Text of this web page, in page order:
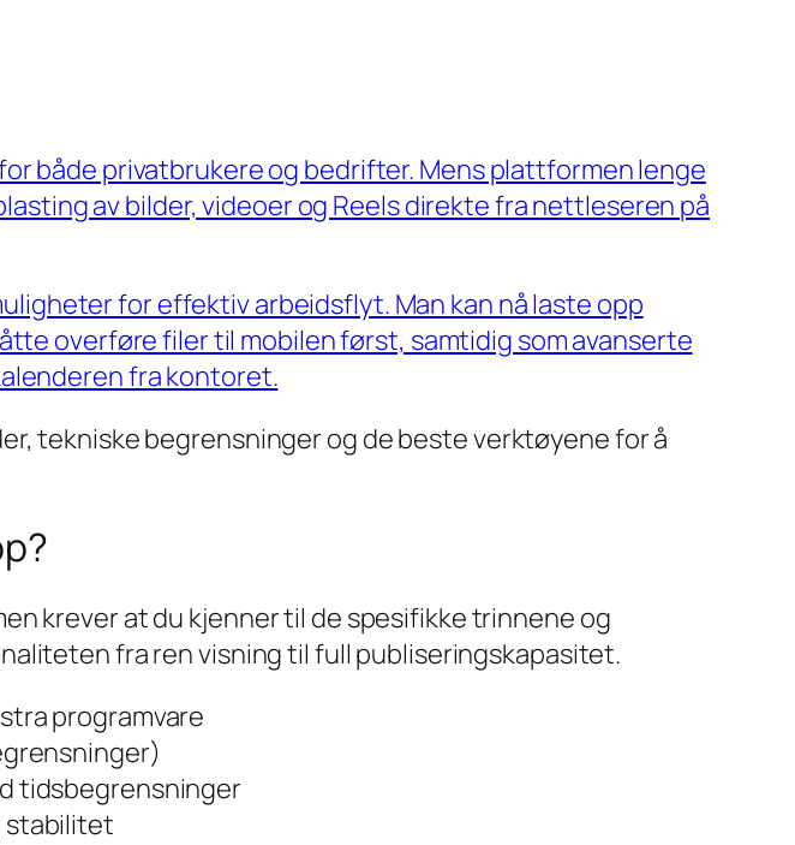
både privatbrukere og bedrifter. Mens plattformen lenge
av bilder, videoer og Reels direkte fra nettleseren på
for effektiv arbeidsflyt. Man kan nå laste opp
overføre filer til mobilen først, samtidig som avanserte
fra kontoret.
tekniske begrensninger og de beste verktøyene for å
krever at du kjenner til de spesifikke trinnene og
fra ren visning til full publiseringskapasitet.
programvare
tidsbegrensninger
stabilitet